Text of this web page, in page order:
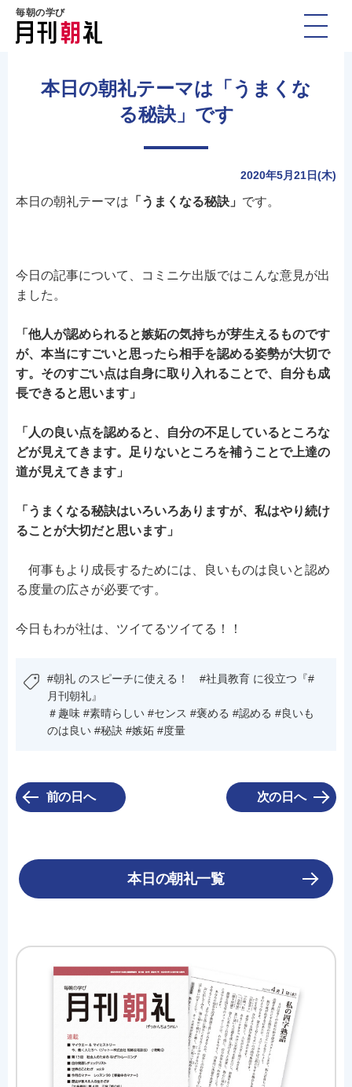
毎朝の学び
本日の朝礼テーマは「うまくな
る秘訣」です
2020年5月21日(木)
本日の朝礼テーマは 「うまくなる秘訣」 です。
今日の記事について、コミニケ出版ではこんな意見が出
ました。
「他人が認められると嫉妬の気持ちが芽生えるものです
が、本当にすごいと思ったら相手を認める姿勢が大切で
す。そのすごい点は自身に取り入れることで、自分も成
長できると思います」
「人の良い点を認めると、自分の不足しているところな
どが見えてきます。足りないところを補うことで上達の
道が見えてきます」
「うまくなる秘訣はいろいろありますが、私はやり続け
ることが大切だと思います」
何事もより成長するためには、良いものは良いと認め
る度量の広さが必要です。
今日もわが社は、ツイてるツイてる！！
#朝礼 のスピーチに使える！ #社員教育 に役立つ『#
月刊朝礼』
＃趣味 #素晴らしい #センス #褒める #認める #良いも
のは良い #秘訣 #嫉妬 #度量
前の日へ 次の日へ
本日の朝礼一覧